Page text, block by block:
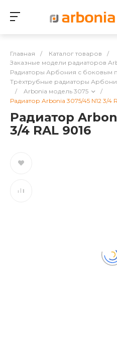
Главная / Каталог товаров
/
Заказные модели радиаторов
Радиаторы Арбония с боковым
Трёхтрубные радиаторы
/
Arbonia модель 3075
/
Радиатор Arbonia 3075/45 N12 3/4
Радиатор
3/4 RAL 9016